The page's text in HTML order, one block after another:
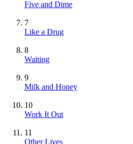
Five and Dime
7
Like a Drug
8
Waiting
9
Milk and Honey
10
Work It Out
11
Other Lives